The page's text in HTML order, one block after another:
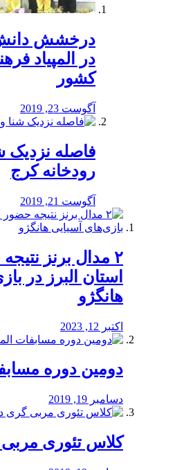
درخشش دانش
در المپیاد
کشور
آگوست 23, 2019
️فاصله نزدیک
رودخانه کرج
آگوست 21, 2019
استان البرز در
هانگژو
اکتبر 12, 2023
دومین دوره
دسامبر 19, 2019
کلاس تئوری مربی